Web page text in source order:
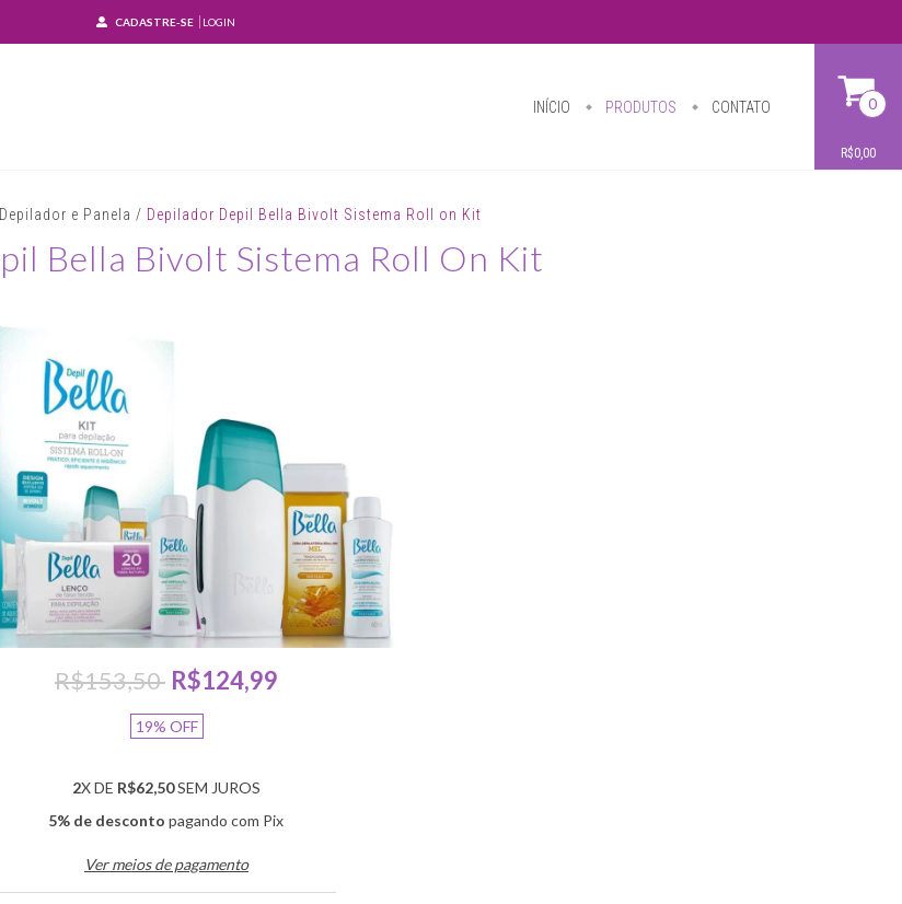
CADASTRE-SE LOGIN
INÍCIO PRODUTOS CONTATO 0
R$0,00
Depilador e Panela / Depilador Depil Bella Bivolt Sistema Roll on Kit
Bella Bivolt Sistema Roll On Kit
R$153,50 R$124,99
19% OFF
2X DE R$62,50SEM JUROS
5% de desconto pagando com Pix
Ver meios de pagamento